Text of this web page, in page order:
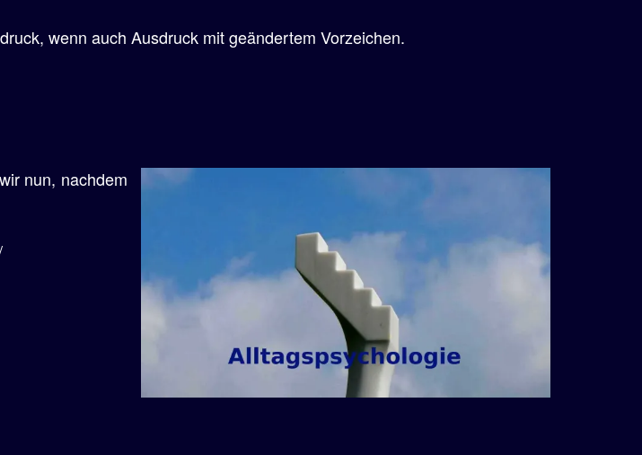
wenn auch Ausdruck mit geändertem Vorzeichen.
nun, nachdem